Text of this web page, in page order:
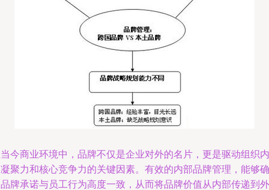
今商业环境中，品牌不仅是企业对外的名片，更是驱动组织内
聚力和核心竞争力的关键因素。有效的内部品牌管理，能够确
牌承诺与员工行为高度一致，从而将品牌价值从内部传递到外